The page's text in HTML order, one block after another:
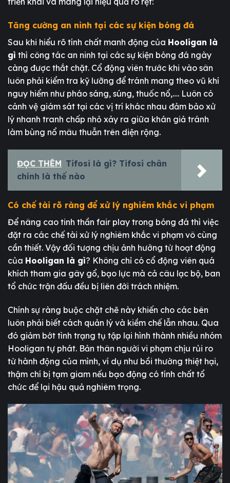
Tăng cường an ninh tại các sự kiện bóng đá
Sau khi hiểu rõ tính chất manh động của Hooligan là
gì thì công tác an ninh tại các sự kiện bóng đá ngày
càng được thắt chặt. Cổ động viên trước khi vào sân
luôn phải kiểm tra kỹ lưỡng để tránh mang theo vũ khí
nguy hiểm như pháo sáng, súng, thuốc nổ,…. Luôn có
cảnh vệ giám sát tại các vị trí khác nhau đảm bảo xử
lý nhanh tranh chấp nhỏ xảy ra giữa khán giả tránh
làm bùng nổ mâu thuẫn trên diện rộng.
ĐỌC THÊM Tifosi là gì? Tifosi chân
chính là thế nào
Có chế tài rõ ràng để xử lý nghiêm khắc vi phạm
Để nâng cao tinh thần fair play trong bóng đá thì việc
đặt ra các chế tài xử lý nghiêm khắc vi phạm vô cùng
cần thiết. Vậy đối tượng chịu ảnh hưởng từ hoạt động
của Hooligan là gì? Không chỉ có cổ động viên quá
khích tham gia gây gổ, bạo lực mà cả câu lạc bộ, ban
tổ chức trận đấu đều bị liên đới trách nhiệm.
Chính sự ràng buộc chặt chẽ này khiến cho các bên
luôn phải biết cách quản lý và kiềm chế lẫn nhau. Qua
đó giảm bớt tình trạng tụ tập lại hình thành nhiều nhóm
Hooligan tự phát. Bản thân người vi phạm chịu rủi ro
từ hành động của mình, ví dụ như bồi thường thiệt hại,
thậm chí bị tạm giam nếu bạo động có tính chất tổ
chức để lại hậu quả nghiêm trọng.